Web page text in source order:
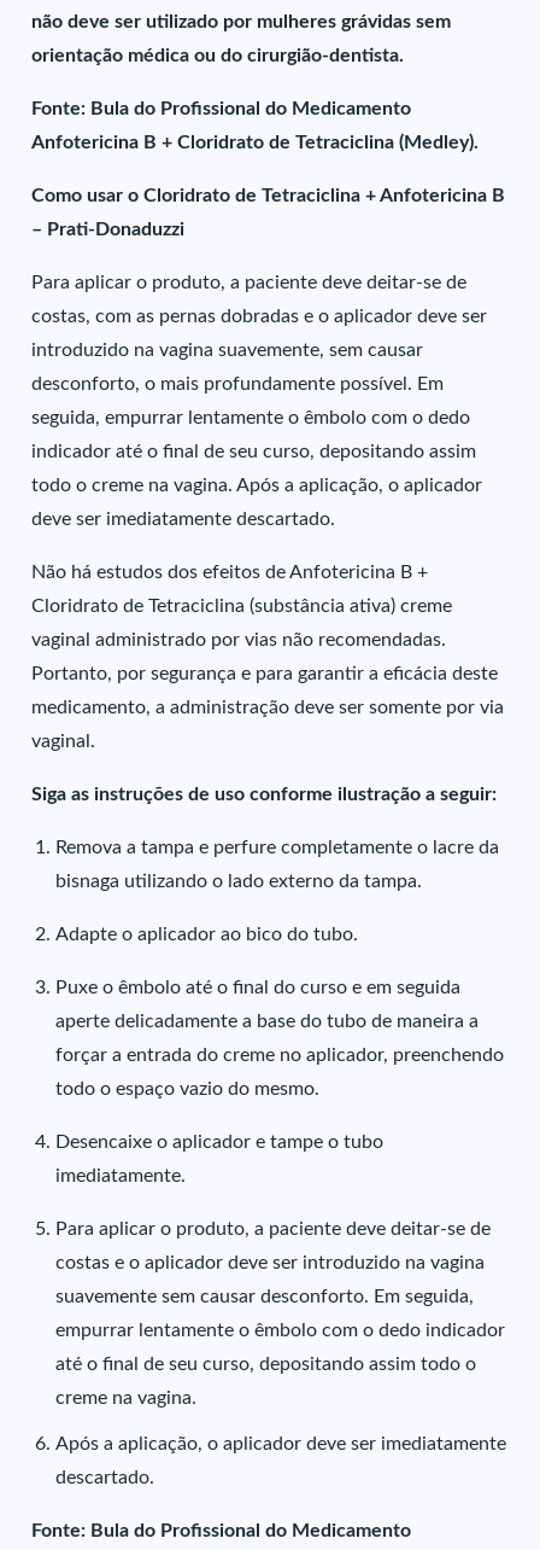
não deve ser utilizado por mulheres grávidas sem
orientação médica ou do cirurgião-dentista.
Fonte: Bula do Profissional do Medicamento
Anfotericina B + Cloridrato de Tetraciclina (Medley).
Como usar o Cloridrato de Tetraciclina + Anfotericina B
– Prati-Donaduzzi
Para aplicar o produto, a paciente deve deitar-se de
costas, com as pernas dobradas e o aplicador deve ser
introduzido na vagina suavemente, sem causar
desconforto, o mais profundamente possível. Em
seguida, empurrar lentamente o êmbolo com o dedo
indicador até o final de seu curso, depositando assim
todo o creme na vagina. Após a aplicação, o aplicador
deve ser imediatamente descartado.
Não há estudos dos efeitos de Anfotericina B +
Cloridrato de Tetraciclina (substância ativa) creme
vaginal administrado por vias não recomendadas.
Portanto, por segurança e para garantir a eficácia deste
medicamento, a administração deve ser somente por via
vaginal.
Siga as instruções de uso conforme ilustração a seguir:
Remova a tampa e perfure completamente o lacre da
bisnaga utilizando o lado externo da tampa.
Adapte o aplicador ao bico do tubo.
Puxe o êmbolo até o final do curso e em seguida
aperte delicadamente a base do tubo de maneira a
forçar a entrada do creme no aplicador, preenchendo
todo o espaço vazio do mesmo.
Desencaixe o aplicador e tampe o tubo
imediatamente.
Para aplicar o produto, a paciente deve deitar-se de
costas e o aplicador deve ser introduzido na vagina
suavemente sem causar desconforto. Em seguida,
empurrar lentamente o êmbolo com o dedo indicador
até o final de seu curso, depositando assim todo o
creme na vagina.
Após a aplicação, o aplicador deve ser imediatamente
descartado.
Fonte: Bula do Profissional do Medicamento